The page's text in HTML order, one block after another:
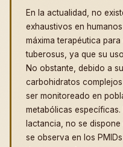
En la actualidad, no
exhaustivos en
máxima terapéutica
tuberosus, ya que su
No obstante, debido a
carbohidratos
ser monitoreado en
metabólicas
lactancia, no se
se observa en los